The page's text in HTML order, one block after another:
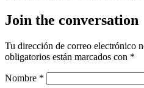
Join the conversation
Tu dirección de correo electrónico
obligatorios están marcados con *
Nombre *